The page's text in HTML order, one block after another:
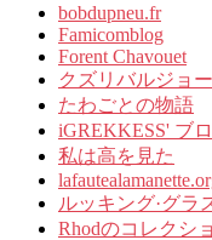
bobdupneu.fr
Famicomblog
Forent Chavouet
クズリバルジョー
たわごとの物語
iGREKKESS' ブ
私は高を見た
ルッキング·グラ
Rhodのコレクシ